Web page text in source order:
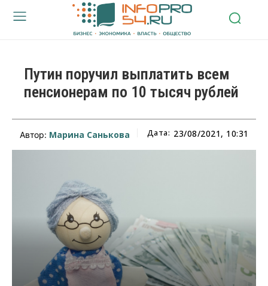
Путин поручил выплатить всем
пенсионерам по 10 тысяч рублей
Автор: Марина Санькова Дата: 23/08/2021, 10:31